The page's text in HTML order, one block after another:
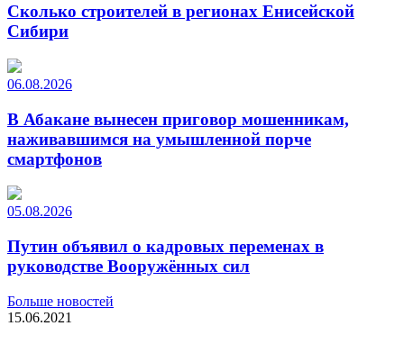
Сколько строителей в регионах Енисейской
Сибири
06.08.2026
В Абакане вынесен приговор мошенникам,
наживавшимся на умышленной порче
смартфонов
05.08.2026
Путин объявил о кадровых переменах в
руководстве Вооружённых сил
Больше новостей
15.06.2021